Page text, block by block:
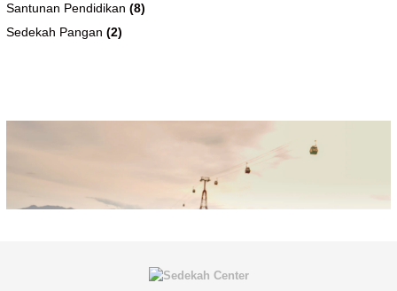
Santunan Pendidikan (8)
Sedekah Pangan (2)